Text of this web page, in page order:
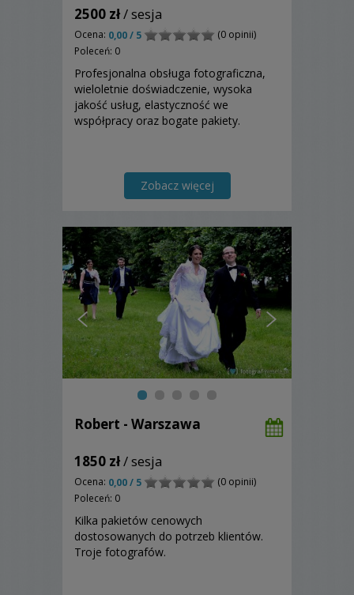
2500 zł/ sesja
Ocena: 0,00 / 5
(0 opinii)
Poleceń: 0
Profesjonalna obsługa fotograficzna,
wieloletnie doświadczenie, wysoka
jakość usług, elastyczność we
współpracy oraz bogate pakiety.
Zobacz więcej
Robert - Warszawa
1850 zł/ sesja
Ocena: 0,00 / 5
(0 opinii)
Poleceń: 0
Kilka pakietów cenowych
dostosowanych do potrzeb klientów.
Troje fotografów.